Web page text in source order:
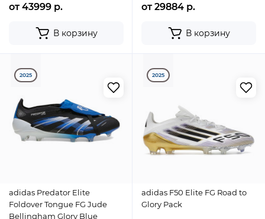
от 43999 р.
В корзину
от 29884 р.
В корзину
2025
adidas Predator Elite
Foldover Tongue FG Jude
Bellingham Glory Blue
2025
adidas F50 Elite FG Road to
Glory Pack